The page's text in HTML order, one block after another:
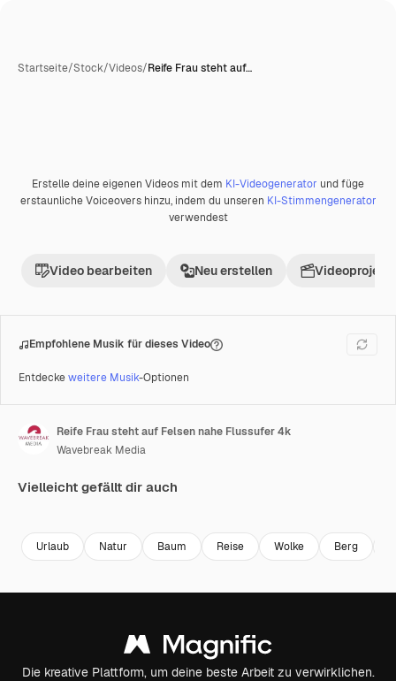
Startseite/Stock/Videos/Reife Frau steht auf…
Premium
Erstelle deine eigenen Videos mit dem KI-Videogenerator und füge
erstaunliche Voiceovers hinzu, indem du unseren KI-Stimmengenerator
verwendest
Video bearbeiten Neu erstellen Videoprojekt
Empfohlene Musik für dieses Video
Entdeckeweitere Musik-Optionen
Reife Frau steht auf Felsen nahe Flussufer 4k
Wavebreak Media
Vielleicht gefällt dir auch
Urlaub Natur Baum Reise Wolke Berg
Die kreative Plattform, um deine beste Arbeit zu verwirklichen.